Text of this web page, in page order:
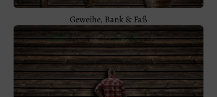
Geweihe, Bank & Faß